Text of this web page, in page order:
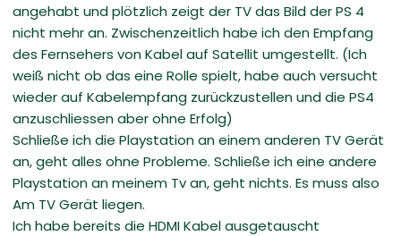
angehabt und plötzlich zeigt der TV das Bild der PS 4
nicht mehr an. Zwischenzeitlich habe ich den Empfang
des Fernsehers von Kabel auf Satellit umgestellt. (Ich
weiß nicht ob das eine Rolle spielt, habe auch versucht
wieder auf Kabelempfang zurückzustellen und die PS4
anzuschliessen aber ohne Erfolg)
Schließe ich die Playstation an einem anderen TV Gerät
an, geht alles ohne Probleme. Schließe ich eine andere
Playstation an meinem Tv an, geht nichts. Es muss also
Am TV Gerät liegen.
Ich habe bereits die HDMI Kabel ausgetauscht